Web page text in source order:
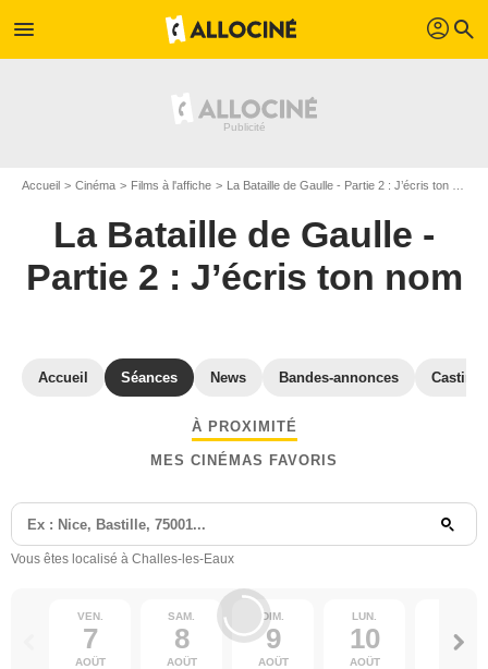
menu profil search
Accueil Cinéma Films à l'affiche La Bataille de Gaulle - Partie 2 : J’écris ton nom
La Bataille de Gaulle -
Partie 2 : J’écris ton nom
Accueil Séances News Bandes-annonces Casting
À PROXIMITÉ
MES CINÉMAS FAVORIS
Vous êtes localisé à Challes-les-Eaux
VEN.
7
AOÛT
SAM.
8
AOÛT
DIM.
9
AOÛT
LUN.
10
AOÛT
11